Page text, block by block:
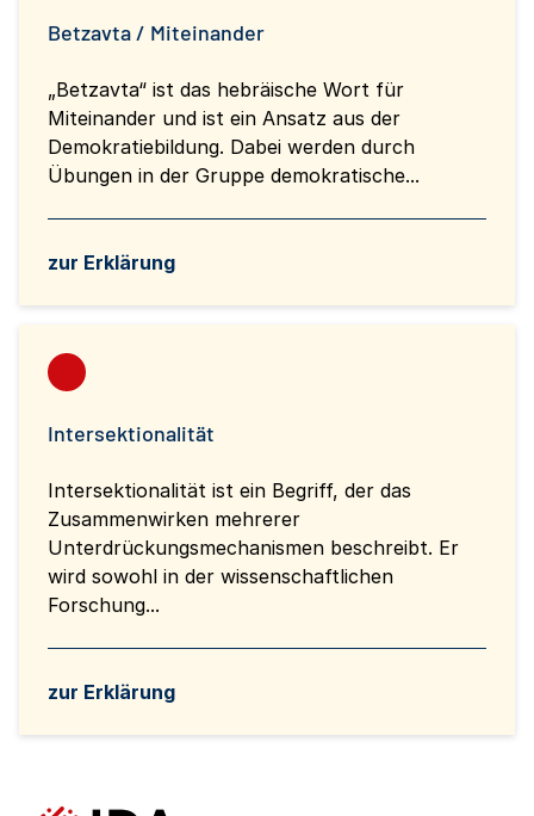
Betzavta / Miteinander
„Betzavta“ ist das hebräische Wort für
Miteinander und ist ein Ansatz aus der
Demokratiebildung. Dabei werden durch
Übungen in der Gruppe demokratische...
zur Erklärung
Intersektionalität
Intersektionalität ist ein Begriff, der das
Zusammenwirken mehrerer
Unterdrückungsmechanismen beschreibt. Er
wird sowohl in der wissenschaftlichen
Forschung...
zur Erklärung